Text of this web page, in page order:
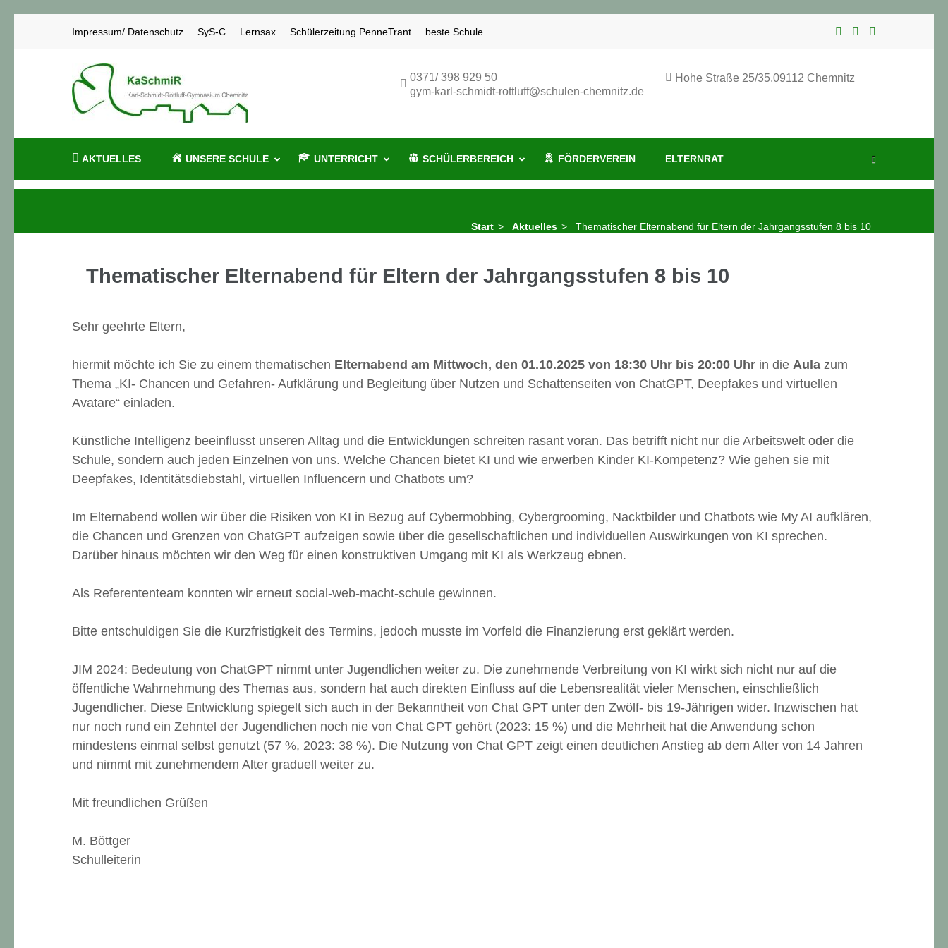
Impressum/ Datenschutz SyS-C Lernsax Schülerzeitung PenneTrant beste Schule
Hohe Straße 25/35,09112 Chemnitz
0371/ 398 929 50
gym-karl-schmidt-rottluff@schulen-chemnitz.de
AKTUELLES UNSERE SCHULE UNTERRICHT SCHÜLERBEREICH FÖRDERVEREIN ELTERNRAT
Start > Aktuelles > Thematischer Elternabend für Eltern der Jahrgangsstufen 8 bis 10
Thematischer Elternabend für Eltern der Jahrgangsstufen 8 bis 10
Sehr geehrte Eltern,
hiermit möchte ich Sie zu einem thematischen Elternabend am Mittwoch, den 01.10.2025 von 18:30 Uhr bis 20:00 Uhr in die Aula zum
Thema „KI- Chancen und Gefahren- Aufklärung und Begleitung über Nutzen und Schattenseiten von ChatGPT, Deepfakes und virtuellen
Avatare“ einladen.
Künstliche Intelligenz beeinflusst unseren Alltag und die Entwicklungen schreiten rasant voran. Das betrifft nicht nur die Arbeitswelt oder die
Schule, sondern auch jeden Einzelnen von uns. Welche Chancen bietet KI und wie erwerben Kinder KI-Kompetenz? Wie gehen sie mit
Deepfakes, Identitätsdiebstahl, virtuellen Influencern und Chatbots um?
Im Elternabend wollen wir über die Risiken von KI in Bezug auf Cybermobbing, Cybergrooming, Nacktbilder und Chatbots wie My AI aufklären,
die Chancen und Grenzen von ChatGPT aufzeigen sowie über die gesellschaftlichen und individuellen Auswirkungen von KI sprechen.
Darüber hinaus möchten wir den Weg für einen konstruktiven Umgang mit KI als Werkzeug ebnen.
Als Referententeam konnten wir erneut social-web-macht-schule gewinnen.
Bitte entschuldigen Sie die Kurzfristigkeit des Termins, jedoch musste im Vorfeld die Finanzierung erst geklärt werden.
JIM 2024: Bedeutung von ChatGPT nimmt unter Jugendlichen weiter zu. Die zunehmende Verbreitung von KI wirkt sich nicht nur auf die
öffentliche Wahrnehmung des Themas aus, sondern hat auch direkten Einfluss auf die Lebensrealität vieler Menschen, einschließlich
Jugendlicher. Diese Entwicklung spiegelt sich auch in der Bekanntheit von Chat GPT unter den Zwölf- bis 19-Jährigen wider. Inzwischen hat
nur noch rund ein Zehntel der Jugendlichen noch nie von Chat GPT gehört (2023: 15 %) und die Mehrheit hat die Anwendung schon
mindestens einmal selbst genutzt (57 %, 2023: 38 %). Die Nutzung von Chat GPT zeigt einen deutlichen Anstieg ab dem Alter von 14 Jahren
und nimmt mit zunehmendem Alter graduell weiter zu.
Mit freundlichen Grüßen
M. Böttger
Schulleiterin